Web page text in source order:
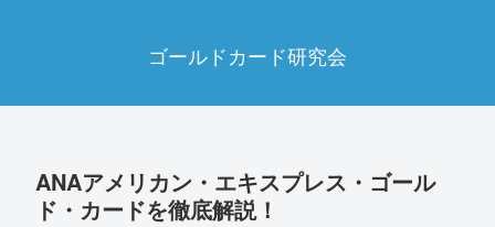
ゴールドカード研究会
ANAアメリカン・エキスプレス・ゴール
ド・カードを徹底解説！